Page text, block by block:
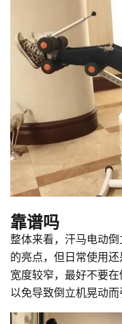
靠谱吗
整体来看，汗马电动
的亮点，但日常使用
宽度较窄，最好不要
以免导致倒立机晃动而